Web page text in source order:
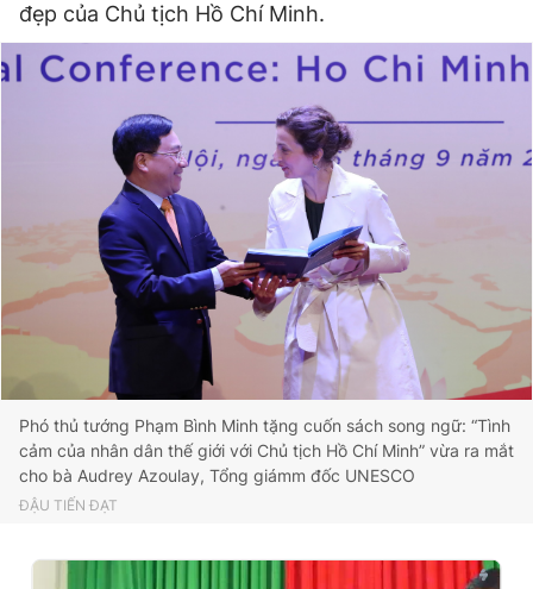
đẹp của Chủ tịch Hồ Chí Minh.
Phó thủ tướng Phạm Bình Minh tặng cuốn sách song ngữ: “Tình
cảm của nhân dân thế giới với Chủ tịch Hồ Chí Minh” vừa ra mắt
cho bà Audrey Azoulay, Tổng giámm đốc UNESCO
ĐẬU TIẾN ĐẠT